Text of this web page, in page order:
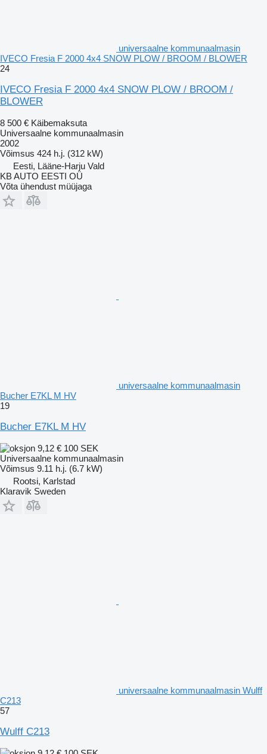
universaalne kommunaalmasin
IVECO Fresia F 2000 4x4 SNOW PLOW / BROOM / BLOWER
24
IVECO Fresia F 2000 4x4 SNOW PLOW / BROOM /
BLOWER
8 500 € Käibemaksuta
Universaalne kommunaalmasin
2002
Võimsus 424 h.j. (312 kW)
Eesti, Lääne-Harju Vald
KB AUTO EESTI OÜ
Võta ühendust müüjaga
universaalne kommunaalmasin
Bucher E7KL M HV
19
Bucher E7KL M HV
9,12 € 100 SEK
Universaalne kommunaalmasin
Võimsus 9.11 h.j. (6.7 kW)
Rootsi, Karlstad
Klaravik Sweden
universaalne kommunaalmasin Wulff
C213
57
Wulff C213